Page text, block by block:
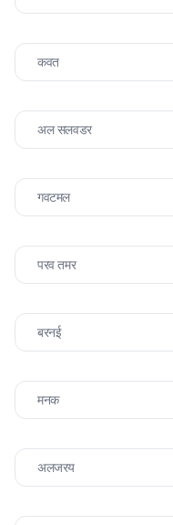
कवत
अल सलवडर
गवटमल
परव तमर
बरनई
मनक
अलजरय